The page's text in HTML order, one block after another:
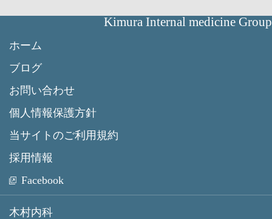
Kimura Internal medicine Group
ホーム
ブログ
お問い合わせ
個人情報保護方針
当サイトのご利用規約
採用情報
Facebook
木村内科